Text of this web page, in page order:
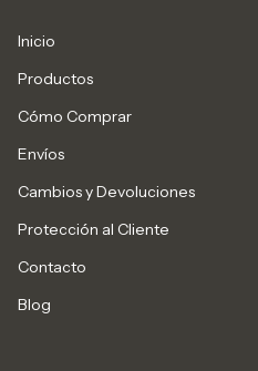
Inicio
Productos
Cómo Comprar
Envíos
Cambios y Devoluciones
Protección al Cliente
Contacto
Blog